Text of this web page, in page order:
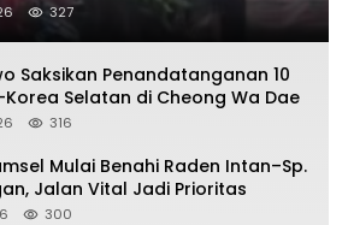
327
Saksikan Penandatanganan 10
Selatan di Cheong Wa Dae
316
Mulai Benahi Raden Intan–Sp.
Jalan Vital Jadi Prioritas
300